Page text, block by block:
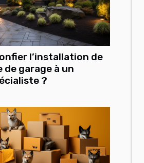
l’installation de
garage à un
?